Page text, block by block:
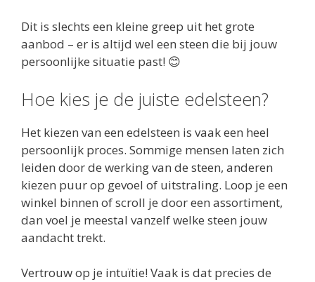
Dit is slechts een kleine greep uit het grote
aanbod – er is altijd wel een steen die bij jouw
persoonlijke situatie past! 😊
Hoe kies je de juiste edelsteen?
Het kiezen van een edelsteen is vaak een heel
persoonlijk proces. Sommige mensen laten zich
leiden door de werking van de steen, anderen
kiezen puur op gevoel of uitstraling. Loop je een
winkel binnen of scroll je door een assortiment,
dan voel je meestal vanzelf welke steen jouw
aandacht trekt.
Vertrouw op je intuïtie! Vaak is dat precies de